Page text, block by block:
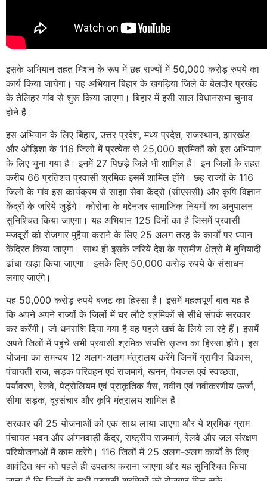
इसके अभियान तहत मिशन के रूप में छह राज्यों में 50,000 करोड़ रुपये का
कार्य किया जायेगा। यह अभियान बिहार के खगड़िया जिले के बेलदौर प्रखंड
के तेलिहर गांव से शुरू किया जाएगा। बिहार में इसी साल विधानसभा चुनाव
होने हैं।
इस अभियान के लिए बिहार, उत्तर प्रदेश, मध्य प्रदेश, राजस्थान, झारखंड
और ओड़िशा के 116 जिलों में प्रत्येक से 25,000 श्रमिकों को इस अभियान
के लिए चुना गया है। इनमें 27 पिछड़े जिले भी शामिल हैं। इन जिलों के तहत
करीब 66 प्रतिशत प्रवासी श्रमिक इसमें शामिल होंगे। छह राज्यों के 116
जिलों के गांव इस कार्यक्रम से साझा सेवा केंद्रों (सीएससी) और कृषि विज्ञान
केंद्रों के जरिये जुड़ेंगे। कोरोना के मद्देनजर सामाजिक नियमों का अनुपालन
सुनिश्चित किया जाएगा। यह अभियान 125 दिनों का है जिसमें प्रवासी
मजदूरों को रोजगार मुहैया कराने के लिए 25 अलग तरह के कार्यों पर ध्यान
केंद्रित किया जाएगा। साथ ही इसके जरिये देश के ग्रामीण क्षेत्रों में बुनियादी
ढांचा खड़ा किया जाएगा। इसके लिए 50,000 करोड़ रुपये के संसाधन
लगाए जाएंगे।
यह 50,000 करोड़ रुपये बजट का हिस्सा है। इसमें महत्वपूर्ण बात यह है
कि अपने अपने राज्यों के जिलों में घर लौटे श्रमिकों से सीधे संपर्क सरकार
कर करेंगी। जो धनराशि दिया गया है वह पहले खर्च के लिये ला रहे हैं। इसमें
अपने जिलों में पहुंचे सभी प्रवासी श्रमिक संपत्ति सृजन का हिस्सा होंगे। इस
योजना का समन्वय 12 अलग-अलग मंत्रालय करेंगे जिनमें ग्रामीण विकास,
पंचायती राज, सड़क परिवहन एवं राजमार्ग, खनन, पेयजल एवं स्वच्छता,
पर्यावरण, रेलवे, पेट्रोलियम एवं प्राकृतिक गैस, नवीन एवं नवीकरणीय ऊर्जा,
सीमा सड़क, दूरसंचार और कृषि मंत्रालय शामिल हैं।
सरकार की 25 योजनाओं को एक साथ लाया जाएगा और ये श्रमिक ग्राम
पंचायत भवन और आंगनवाड़ी केंद्र, राष्ट्रीय राजमार्ग, रेलवे और जल संरक्षण
परियोजनाओं में काम करेंगे। 116 जिलों में 25 अलग-अलग कार्यों के लिए
आवंटित धन को पहले ही उपलब्ध कराना जाएगा और यह सुनिश्चित किया